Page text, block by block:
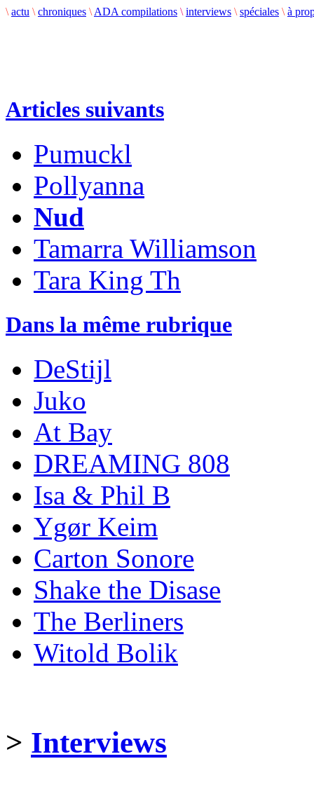
\ actu \ chroniques \ ADA compilations \ interviews \ spéciales \ à
Articles suivants
Pumuckl
Pollyanna
Nud
Tamarra Williamson
Tara King Th
Dans la même rubrique
DeStijl
Juko
At Bay
DREAMING 808
Isa & Phil B
Ygør Keim
Carton Sonore
Shake the Disase
The Berliners
Witold Bolik
> Interviews